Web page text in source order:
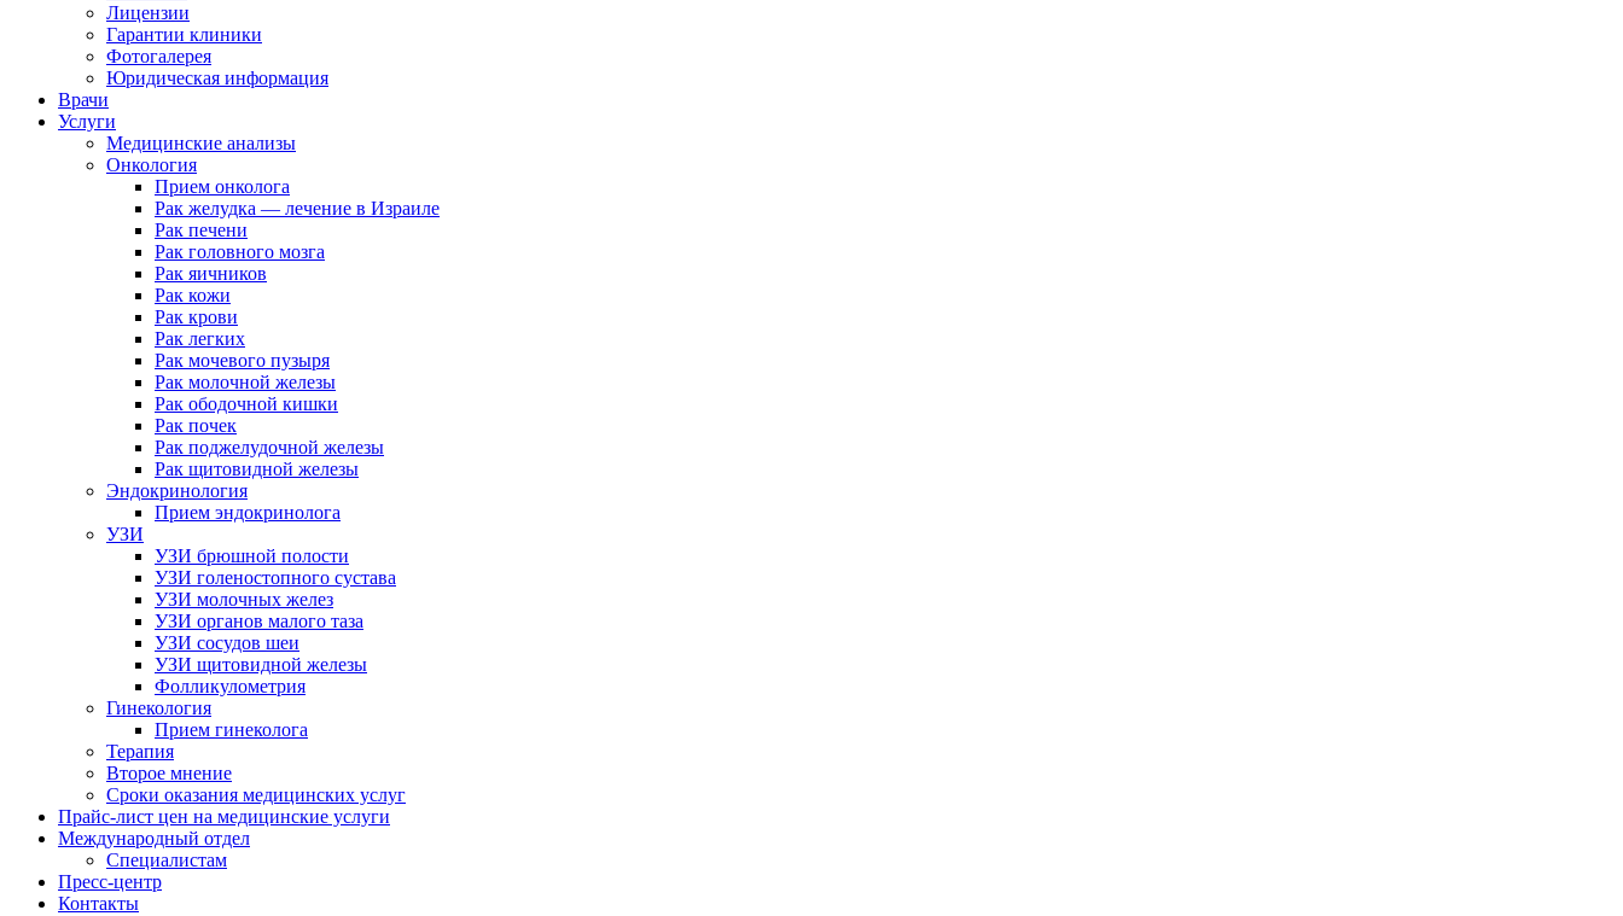
Лицензии
Гарантии клиники
Фотогалерея
Юридическая информация
Врачи
Услуги
Медицинские анализы
Онкология
Прием онколога
Рак желудка — лечение в Израиле
Рак печени
Рак головного мозга
Рак яичников
Рак кожи
Рак крови
Рак легких
Рак мочевого пузыря
Рак молочной железы
Рак ободочной кишки
Рак почек
Рак поджелудочной железы
Рак щитовидной железы
Эндокринология
Прием эндокринолога
УЗИ
УЗИ брюшной полости
УЗИ голеностопного сустава
УЗИ молочных желез
УЗИ органов малого таза
УЗИ сосудов шеи
УЗИ щитовидной железы
Фолликулометрия
Гинекология
Прием гинеколога
Терапия
Второе мнение
Сроки оказания медицинских услуг
Прайс-лист цен на медицинские услуги
Международный отдел
Специалистам
Пресс-центр
Контакты